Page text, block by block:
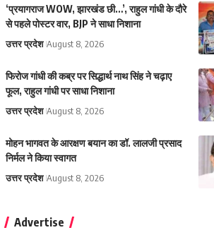
‘प्रयागराज WOW, झारखंड छी…’, राहुल गांधी के दौरे
से पहले पोस्टर वार, BJP ने साधा निशाना
उत्तर प्रदेश August 8, 2026
फिरोज गांधी की कब्र पर सिद्धार्थ नाथ सिंह ने चढ़ाए
फूल, राहुल गांधी पर साधा निशाना
उत्तर प्रदेश August 8, 2026
मोहन भागवत के आरक्षण बयान का डॉ. लालजी प्रसाद
निर्मल ने किया स्वागत
उत्तर प्रदेश August 8, 2026
Advertise